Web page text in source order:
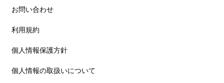
お問い合わせ
利用規約
個人情報保護方針
個人情報の取扱いについて